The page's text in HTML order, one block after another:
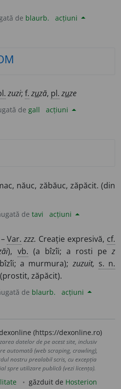
de blaurb. acțiuni
zuzi; f. zuză, pl. zuze
de gall acțiuni
năuc, zăbăuc, zăpăcit. (din
de tavi acțiuni
–Var. zzz. Creație expresivă, cf.
), vb. (a bîzîi; a rosti pez
a murmura); zuzuit, s. n.
(prostit, zăpăcit).
de blaurb. acțiuni
(https://dexonline.ro)
datelor de pe acest site, inclusiv
automată (web scraping, crawling),
nostru prealabil scris, cu excepția
spre utilizare publică (vezi licența).
găzduit de Hosterion